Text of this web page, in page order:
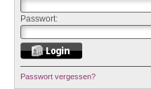
Passwort:
Passwort vergessen?